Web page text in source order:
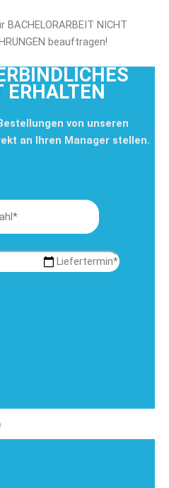
NICHT
beauftragen!
ERHALTEN
von unseren
an Ihren Manager stellen.